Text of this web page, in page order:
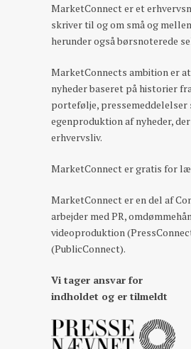
MarketConnect er et
skriver til og om små og
herunder også børsnoterede
MarketConnects ambition er
nyheder baseret på historier
portefølje, pressemeddelelser
egenproduktion af nyheder,
erhvervsliv.
MarketConnect er gratis for
MarketConnect er en del af
arbejder med PR,
videoproduktion
(PublicConnect).
Vi tager ansvar for
indholdet og er tilmeldt